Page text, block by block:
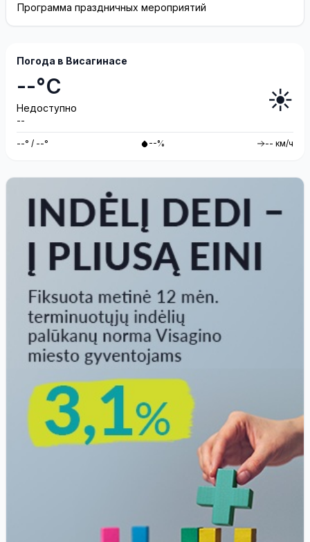
Программа праздничных мероприятий
Погода в Висагинасе
--°C
Недоступно
--
☀️
--° / --° --% -- км/ч